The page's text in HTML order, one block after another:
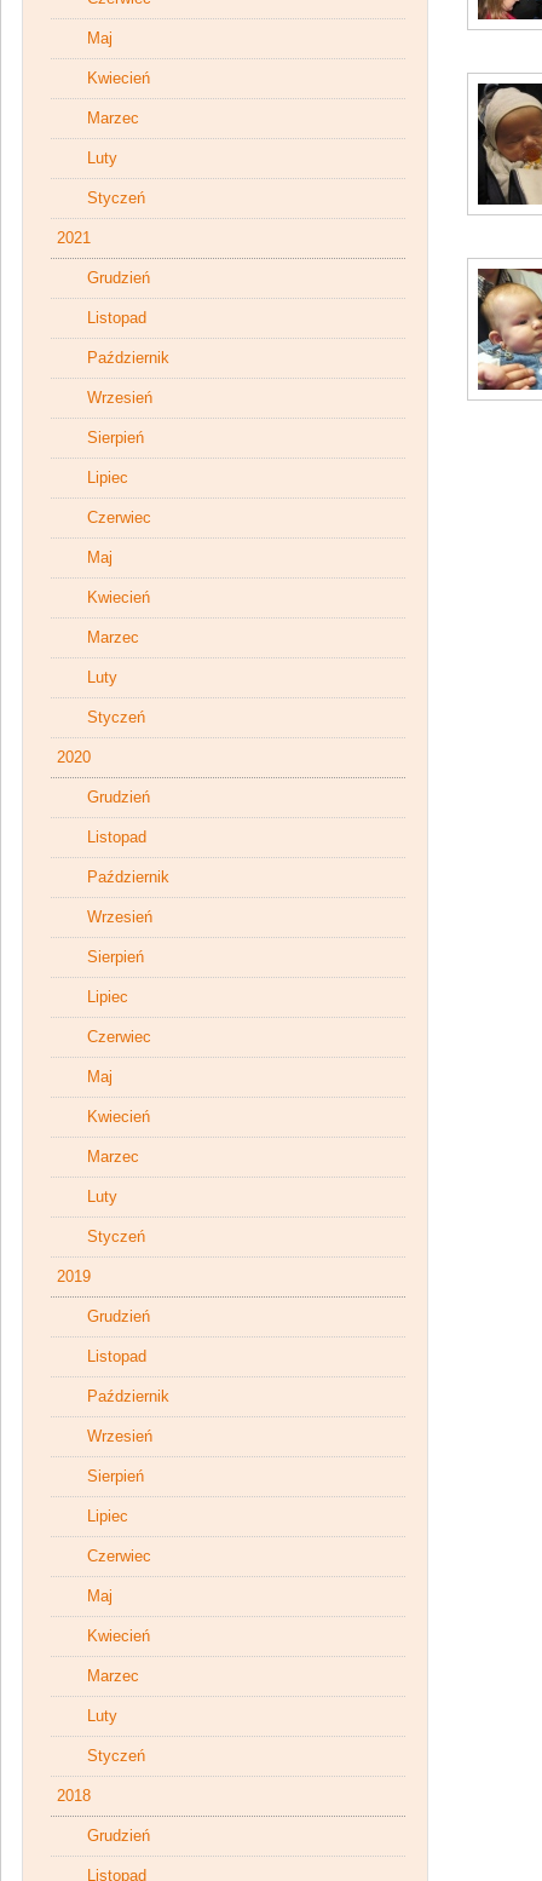
Maj
Kwiecień
Marzec
Luty
Styczeń
2021
Grudzień
Listopad
Październik
Wrzesień
Sierpień
Lipiec
Czerwiec
Maj
Kwiecień
Marzec
Luty
Styczeń
2020
Grudzień
Listopad
Październik
Wrzesień
Sierpień
Lipiec
Czerwiec
Maj
Kwiecień
Marzec
Luty
Styczeń
2019
Grudzień
Listopad
Październik
Wrzesień
Sierpień
Lipiec
Czerwiec
Maj
Kwiecień
Marzec
Luty
Styczeń
2018
Grudzień
Listopad